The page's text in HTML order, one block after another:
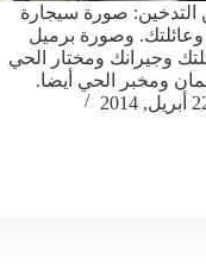
صورة سيجارة
وعائلتك. وصورة برميل
وجيرانك ومختار الحي
ومخبر الحي أيضا.
2014